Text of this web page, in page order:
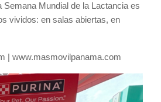
Mundial de la Lactancia es
vividos: en salas abiertas, en
| www.masmovilpanama.com